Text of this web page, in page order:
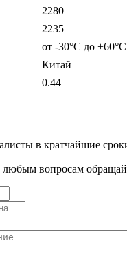
2280
2235
от -30°C до +60°C
Китай
0.44
в кратчайшие
любым вопросам